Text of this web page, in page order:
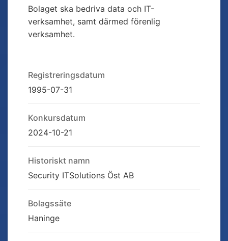
Bolaget ska bedriva data och IT-
verksamhet, samt därmed förenlig
verksamhet.
Registreringsdatum
1995-07-31
Konkursdatum
2024-10-21
Historiskt namn
Security ITSolutions Öst AB
Bolagssäte
Haninge